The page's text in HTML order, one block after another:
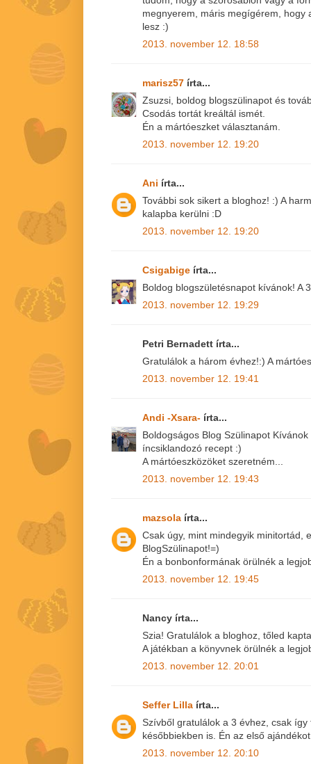
megnyerem, máris megígérem, hogy
lesz :)
2013. november 12. 18:58
marisz57 írta...
Zsuzsi, boldog blogszülinapot és
Csodás tortát kreáltál ismét.
Én a mártóeszket választanám.
2013. november 12. 19:20
Ani írta...
További sok sikert a bloghoz! :) A
kalapba kerülni :D
2013. november 12. 19:20
Csigabige írta...
Boldog blogszületésnapot kívánok! A
2013. november 12. 19:29
Petri Bernadett írta...
Gratulálok a három évhez!:) A
2013. november 12. 19:41
Andi -Xsara- írta...
Boldogságos Blog Szülinapot
íncsiklandozó recept :)
A mártóeszközöket szeretném...
2013. november 12. 19:43
mazsola írta...
Csak úgy, mint mindegyik minitortád,
BlogSzülinapot!=)
Én a bonbonformának örülnék a
2013. november 12. 19:45
Nancy írta...
Szia! Gratulálok a bloghoz, tőled
A játékban a könyvnek örülnék a
2013. november 12. 20:01
Seffer Lilla írta...
Szívből gratulálok a 3 évhez, csak
későbbiekben is. Én az első
2013. november 12. 20:10